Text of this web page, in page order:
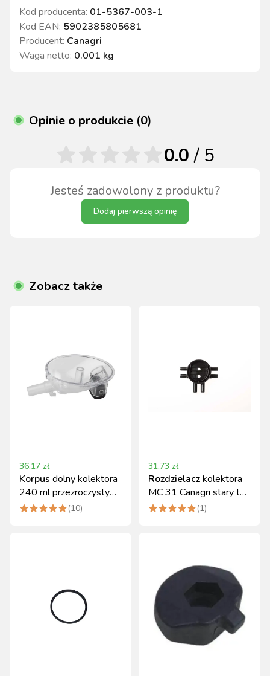
Kod producenta: 01-5367-003-1
Kod EAN: 5902385805681
Producent: Canagri
Waga netto: 0.001 kg
Opinie o produkcie (0)
Jesteś zadowolony z produktu?
Dodaj pierwszą opinię
0.0/ 5
Zobacz także
36.17 zł
Korpus dolny kolektora
240 ml przezroczysty
tworzywo Canagri
(10)
31.73 zł
Rozdzielaczkolektora
MC 31 Canagri stary typ
0.39 kg
(1)